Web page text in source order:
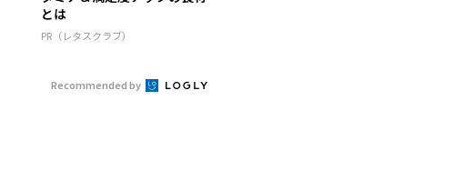
とは
PR（レタスクラブ）
Recommended by